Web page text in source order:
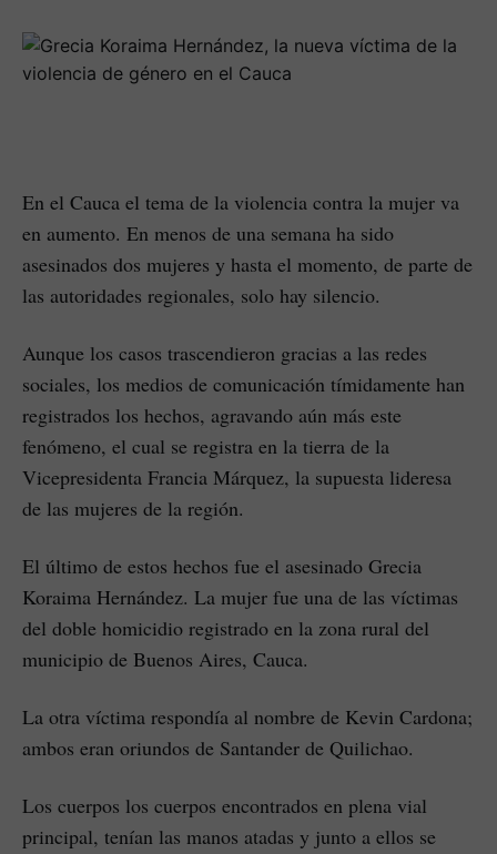
En el Cauca el tema de la violencia contra la mujer va
en aumento. En menos de una semana ha sido
asesinados dos mujeres y hasta el momento, de parte de
las autoridades regionales, solo hay silencio.
Aunque los casos trascendieron gracias a las redes
sociales, los medios de comunicación tímidamente han
registrados los hechos, agravando aún más este
fenómeno, el cual se registra en la tierra de la
Vicepresidenta Francia Márquez, la supuesta lideresa
de las mujeres de la región.
El último de estos hechos fue el asesinado Grecia
Koraima Hernández. La mujer fue una de las víctimas
del doble homicidio registrado en la zona rural del
municipio de Buenos Aires, Cauca.
La otra víctima respondía al nombre de Kevin Cardona;
ambos eran oriundos de Santander de Quilichao.
Los cuerpos los cuerpos encontrados en plena vial
principal, tenían las manos atadas y junto a ellos se